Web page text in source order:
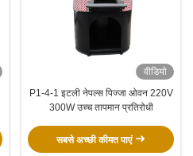
वीडियो
P1-4-1 इटली नेपल्स पिज्जा ओवन 220V
300W उच्च तापमान प्रतिरोधी
सबसे अच्छी कीमत पाएं